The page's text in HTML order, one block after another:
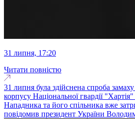
31 липня, 17:20
Читати повністю
31 липня була здійснена спроба
корпусу Національної гвардії
Нападника та його спільника вже
повідомив президент України